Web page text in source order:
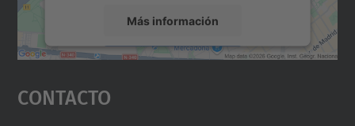
Más información
Aceptar
powered by
Contacto